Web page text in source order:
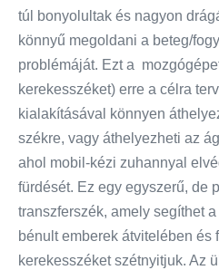
túl bonyolultak és nagyon
könnyű megoldani a beteg/
problémáját. Ezt a
kerekesszéket) erre a célra
kialakításával könnyen
székre, vagy áthelyezheti az
ahol mobil-kézi zuhannyal
fürdését. Ez egy egyszerű, de
transzferszék, amely segíthet
bénult emberek átvitelében és
kerekesszéket szétnyitjuk. Az